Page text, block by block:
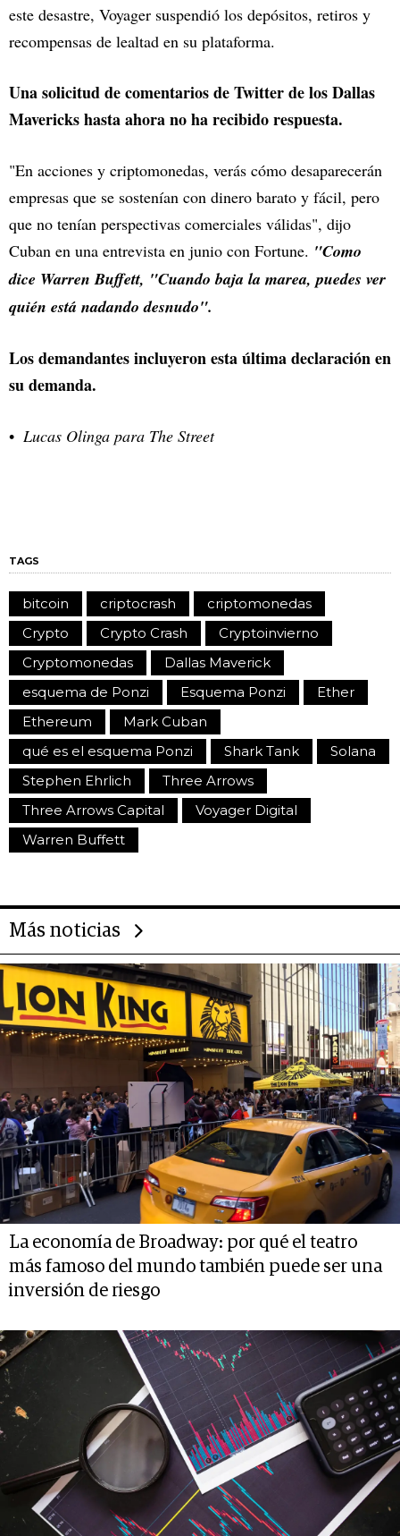
este desastre, Voyager suspendió los depósitos, retiros y
recompensas de lealtad en su plataforma.
Una solicitud de comentarios de Twitter de los Dallas
Mavericks hasta ahora no ha recibido respuesta.
"En acciones y criptomonedas, verás cómo desaparecerán
empresas que se sostenían con dinero barato y fácil, pero
que no tenían perspectivas comerciales válidas", dijo
Cuban en una entrevista en junio con Fortune. "Como
dice Warren Buffett, "Cuando baja la marea, puedes ver
quién está nadando desnudo".
Los demandantes incluyeron esta última declaración en
su demanda.
Lucas Olinga para The Street
TAGS
bitcoin criptocrash
criptomonedas
Crypto
Crypto Crash
Cryptoinvierno
Cryptomonedas
Dallas Maverick
esquema de Ponzi
Esquema Ponzi
Ether
Ethereum
Mark Cuban
qué es el esquema Ponzi
Shark Tank
Solana
Stephen Ehrlich
Three Arrows
Three Arrows Capital
Voyager Digital
Warren Buffett
Más noticias
La economía de Broadway: por qué el teatro
más famoso del mundo también puede ser una
inversión de riesgo